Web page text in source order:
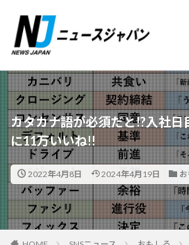
カタカナ語が必須だと!?入社日
に11万いいね!!
2022年4月8日 2024年4月19日
検索